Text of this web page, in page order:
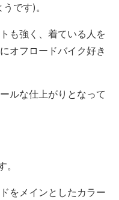
です)。
も強く、着ている人を
オフロードバイク好き
ルな仕上がりとなって
をメインとしたカラー